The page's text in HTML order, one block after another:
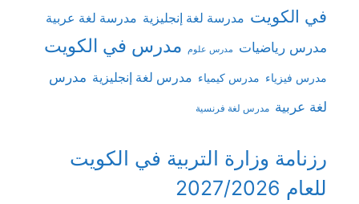
في الكويت مدرسة لغة إنجليزية مدرسة لغة عربية
مدرس رياضيات مدرس علوم مدرس في الكويت
مدرس فيزياء مدرس كيمياء مدرس لغة إنجليزية مدرس
لغة عربية مدرس لغة فرنسية
رزنامة وزارة التربية في الكويت
للعام 2027/2026